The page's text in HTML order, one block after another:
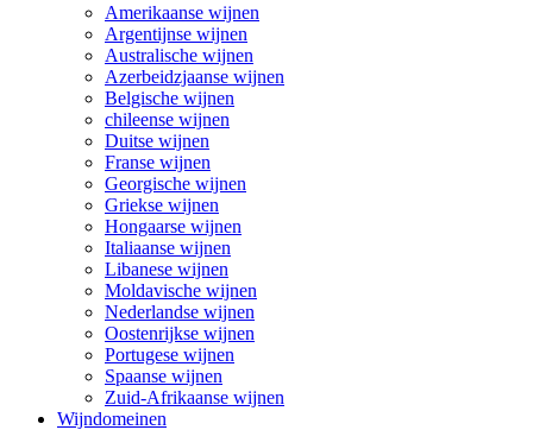
Amerikaanse wijnen
Argentijnse wijnen
Australische wijnen
Azerbeidzjaanse wijnen
Belgische wijnen
chileense wijnen
Duitse wijnen
Franse wijnen
Georgische wijnen
Griekse wijnen
Hongaarse wijnen
Italiaanse wijnen
Libanese wijnen
Moldavische wijnen
Nederlandse wijnen
Oostenrijkse wijnen
Portugese wijnen
Spaanse wijnen
Zuid-Afrikaanse wijnen
Wijndomeinen